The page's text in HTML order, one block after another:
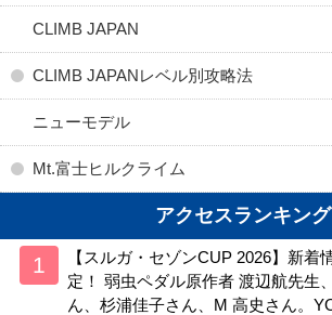
CLIMB JAPAN
CLIMB JAPANレベル別攻略法
ニューモデル
Mt.富士ヒルクライム
アクセスランキング
【スルガ・セゾンCUP 2026】新着
定！ 弱虫ペダル原作者 渡辺航先生
ん、杉浦佳子さん、M 高史さん。